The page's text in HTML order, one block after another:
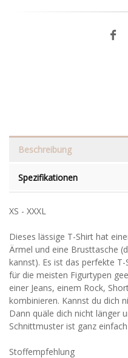
Beschreibung
Spezifikationen
XS - XXXL
Dieses lässige T-Shirt hat
Ärmel und eine Brusttasche
kannst). Es ist das perfekte
für die meisten Figurtypen
einer Jeans, einem Rock,
kombinieren. Kannst du dich
Dann quäle dich nicht länger
Schnittmuster ist ganz
Stoffempfehlung